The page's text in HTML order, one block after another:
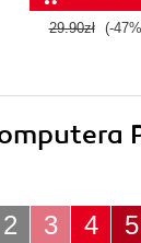
29.90zł (-
5
4
3
2